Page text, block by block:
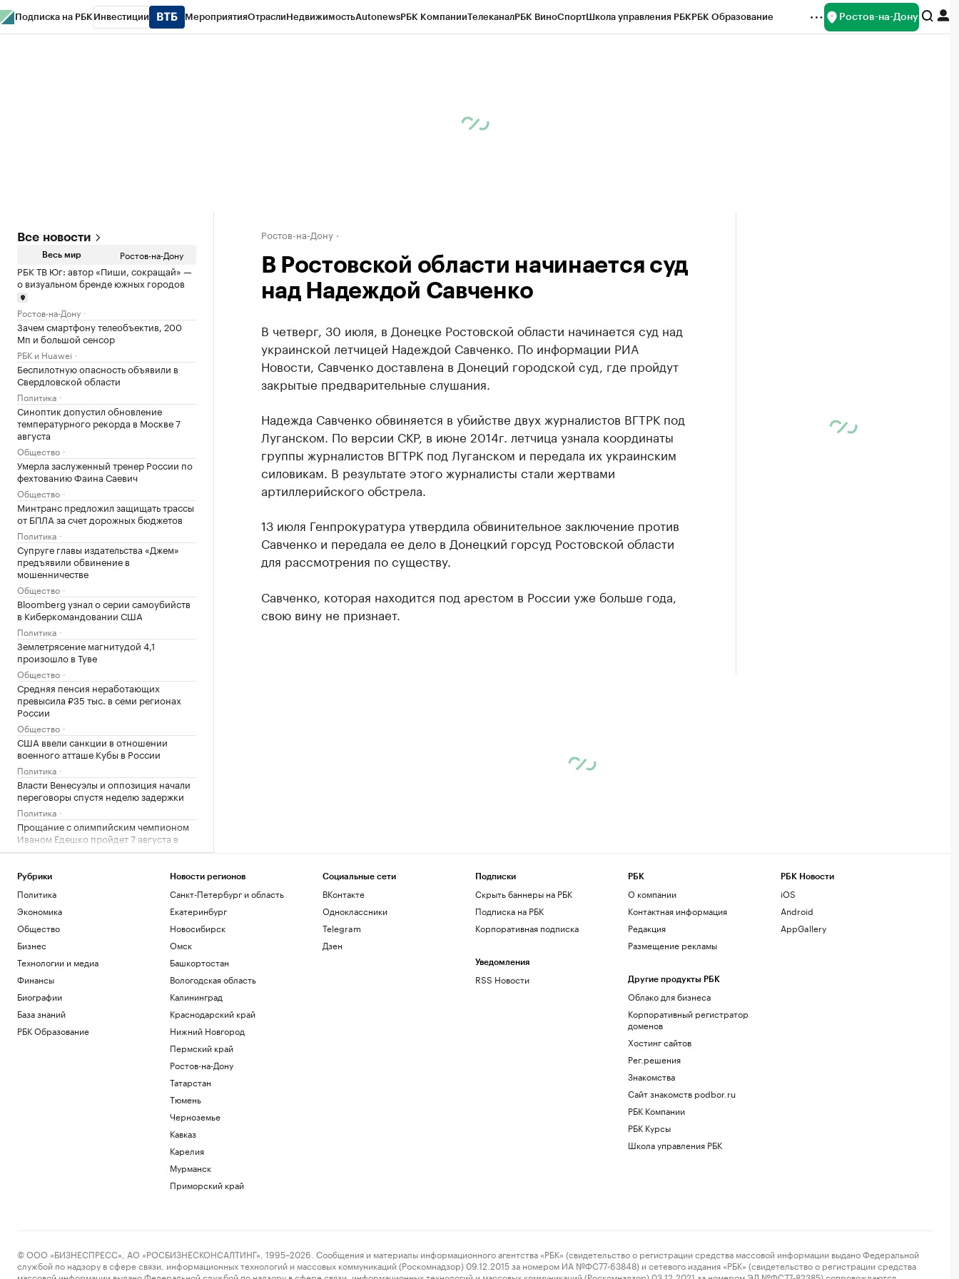
Подписка на РБК Инвестиции МероприятияОтраслиНедвижимостьAutonewsРБК КомпанииТелеканалРБК ВиноСпортШкола управления РБКРБК Образование Ростов-на-Дону
Все новости
Весь мир Ростов-на-Дону
РБК ТВ Юг: автор «Пиши, сокращай» —
о визуальном бренде южных городов
Ростов-на-Дону
Зачем смартфону телеобъектив, 200
Мп и большой сенсор
РБК и Huawei
Беспилотную опасность объявили в
Свердловской области
Политика
Синоптик допустил обновление
температурного рекорда в Москве 7
августа
Общество
Умерла заслуженный тренер России по
фехтованию Фаина Саевич
Общество
Минтранс предложил защищать трассы
от БПЛА за счет дорожных бюджетов
Политика
Супруге главы издательства «Джем»
предъявили обвинение в
мошенничестве
Общество
Bloomberg узнал о серии самоубийств
в Киберкомандовании США
Политика
Землетрясение магнитудой 4,1
произошло в Туве
Общество
Средняя пенсия неработающих
превысила ₽35 тыс. в семи регионах
России
Общество
США ввели санкции в отношении
военного атташе Кубы в России
Политика
Власти Венесуэлы и оппозиция начали
переговоры спустя неделю задержки
Политика
Прощание с олимпийским чемпионом
Иваном Едешко пройдет 7 августа в
Москве
В США в аэропорту задержали
мужчину, угрожавшего взорвать бомбу
Во Внуково предупредили о задержках
рейсов из-за грозы
Общество
В Саудовской Аравии сообщили об 11
пострадавших при атаках хуситов
Политика
В Турции заявили, что Европа
потребовала подтверждать
Reuters сообщил о серии кибератак на
Ростов-на-Дону
В Ростовской области начинается суд
над Надеждой Савченко
В четверг, 30 июля, в Донецке Ростовской области начинается суд над
украинской летчицей Надеждой Савченко. По информации РИА
Новости, Савченко доставлена в Донеций городской суд, где пройдут
закрытые предварительные слушания.
Надежда Савченко обвиняется в убийстве двух журналистов ВГТРК под
Луганском. По версии СКР, в июне 2014г. летчица узнала координаты
группы журналистов ВГТРК под Луганском и передала их украинским
силовикам. В результате этого журналисты стали жертвами
артиллерийского обстрела.
13 июля Генпрокуратура утвердила обвинительное заключение против
Савченко и передала ее дело в Донецкий горсуд Ростовской области
для рассмотрения по существу.
Савченко, которая находится под арестом в России уже больше года,
свою вину не признает.
Рубрики
Политика
Экономика
Общество
Бизнес
Технологии и медиа
Финансы
Биографии
База знаний
РБК Образование
Новости регионов
Санкт-Петербург и область
Екатеринбург
Новосибирск
Омск
Башкортостан
Вологодская область
Калининград
Краснодарский край
Нижний Новгород
Пермский край
Ростов-на-Дону
Татарстан
Тюмень
Черноземье
Кавказ
Карелия
Мурманск
Приморский край
Социальные сети
ВКонтакте
Одноклассники
Telegram
Дзен
Подписки
Скрыть баннеры на РБК
Подписка на РБК
Корпоративная подписка
Уведомления
RSS Новости
РБК
О компании
Контактная информация
Редакция
Размещение рекламы
Другие продукты РБК
Облако для бизнеса
Корпоративный регистратор
доменов
Хостинг сайтов
Рег.решения
Знакомства
Сайт знакомств podbor.ru
РБК Компании
РБК Курсы
Школа управления РБК
РБК Новости
iOS
Android
AppGallery
© ООО «БИЗНЕСПРЕСС», АО «РОСБИЗНЕСКОНСАЛТИНГ», 1995–2026. Сообщения и материалы информационного агентства «РБК» (свидетельство о регистрации средства массовой информации выдано Федеральной
службой по надзору в сфере связи, информационных технологий и массовых коммуникаций (Роскомнадзор) 09.12.2015 за номером ИА №ФС77-63848) и сетевого издания «РБК» (свидетельство о регистрации средства